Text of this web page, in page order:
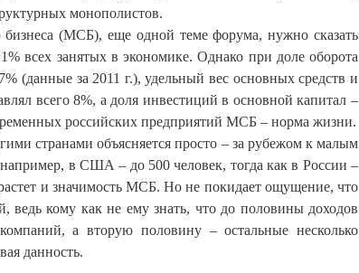
монополистов.
(МСБ), еще одной теме форума, нужно сказать
всех занятых в экономике. Однако при доле оборота
(данные за 2011 г.), удельный вес основных средств и
всего 8%, а доля инвестиций в основной капитал –
российских предприятий МСБ – норма жизни.
странами объясняется просто – за рубежом к малым
в США – до 500 человек, тогда как в России –
и значимость МСБ. Но не покидает ощущение, что
ведь кому как не ему знать, что до половины доходов
а вторую половину – остальные несколько
данность.